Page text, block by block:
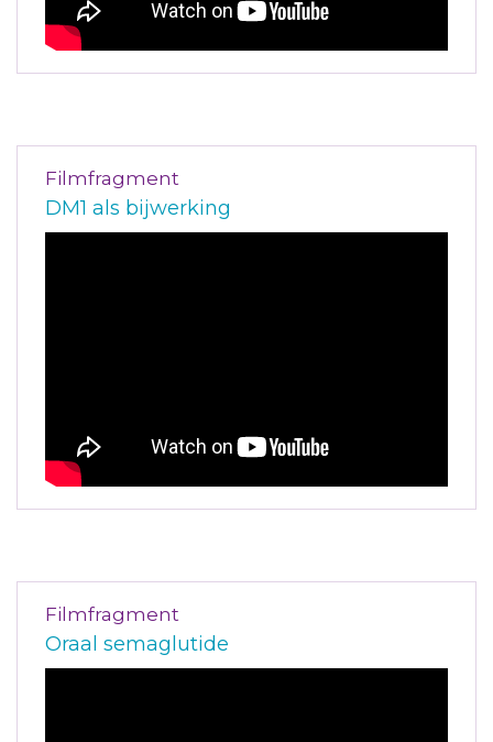
Filmfragment
DM1 als bijwerking
Filmfragment
Oraal semaglutide